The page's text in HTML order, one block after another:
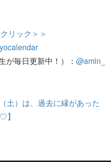
リック＞＞
が毎日更新中！）： @amin_
（土）は、過去に縁があった
】